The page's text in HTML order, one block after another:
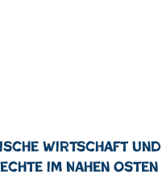
Wirtschaft und
im Nahen Osten